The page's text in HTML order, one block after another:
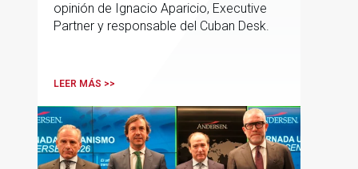
opinión de Ignacio Aparicio, Executive
Partner y responsable del Cuban Desk.
LEER MÁS >>